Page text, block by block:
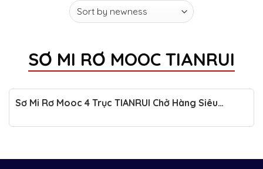
SƠ MI RƠ MOOC TIANRUI
Sơ Mi Rơ Mooc 4 Trục TIANRUI Chở Hàng Siêu